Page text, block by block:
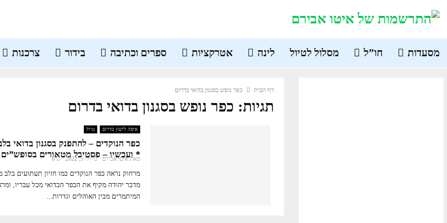
מסעדות חו”ל מסלול לטיול לינה אטרקציות ספרים וכתיבה בידור צרכנות
דף הבית כפר נופש בסגנון בדואי בדרום
תגיות: כפר נופש בסגנון בדואי בדרום
איפה לישון בדרום טיול
כפר הנוקדים – להתפנק בסגנון בדואי
* ועכשיו – פסטיבל מטאורים
מאתאיטו אבירם יולי 5, 2022 0
מרחוק נראה כפר הנוקדים כמו חזיון תעתועים בלב
מדבר יהודה מקיף את הכפר הבדואי מכל עבריו,
המיתמרים מבין האוהלים וגדרות...